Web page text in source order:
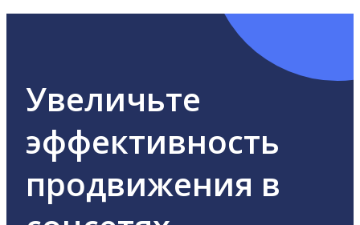
Увеличьте
эффективность
продвижения в